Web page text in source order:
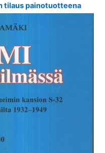
tilaus painotuotteena